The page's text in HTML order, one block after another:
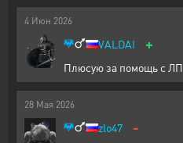
4 Июн 2026
VALDAI +
Плюсую за помощь с ЛП
28 Мая 2026
zlo47 -